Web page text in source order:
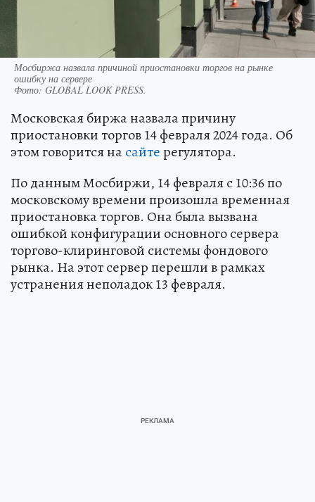
Мосбиржа назвала причиной приостановки торгов на рынке
ошибку на сервере
Фото: GLOBAL LOOK PRESS.
Московская биржа назвала причину
приостановки торгов 14 февраля 2024 года. Об
этом говорится насайтерегулятора.
По данным Мосбиржи, 14 февраля с 10:36 по
московскому времени произошла временная
приостановка торгов. Она была вызвана
ошибкой конфигурации основного сервера
торгово-клиринговой системы фондового
рынка. На этот сервер перешли в рамках
устранения неполадок 13 февраля.